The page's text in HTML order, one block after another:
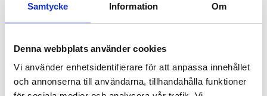
Samtycke Information Om
Denna webbplats använder cookies
Vi använder enhetsidentifierare för att anpassa innehållet
och annonserna till användarna, tillhandahålla funktioner
Gleam RCS solglasögon med
fr. 28,80 kr exkl moms
Solglasögon i RCS återvunnen
fr. 52,00 kr exkl moms